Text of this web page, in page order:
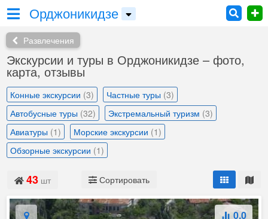
Орджоникидзе
Развлечения
Экскурсии и туры в Орджоникидзе – фото,
карта, отзывы
Конные экскурсии (3) Частные туры (3)
Автобусные туры (32) Экстремальный туризм (3)
Авиатуры (1) Морские экскурсии (1)
Обзорные экскурсии (1)
43 шт Сортировать
0.0